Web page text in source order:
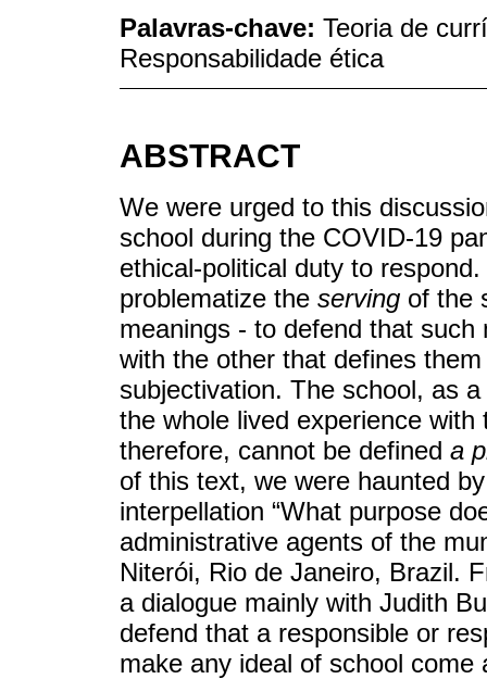
Palavras-chave: Teoria de
Responsabilidade ética
ABSTRACT
We were urged to this
school during the COVID-19
ethical-political duty to
problematize the serving of the
meanings - to defend that
with the other that defines
subjectivation. The school, as
the whole lived experience
therefore, cannot be defined a
of this text, we were haunted
interpellation “What purpose
administrative agents of the
Niterói, Rio de Janeiro, Brazil.
a dialogue mainly with Judith
defend that a responsible or
make any ideal of school